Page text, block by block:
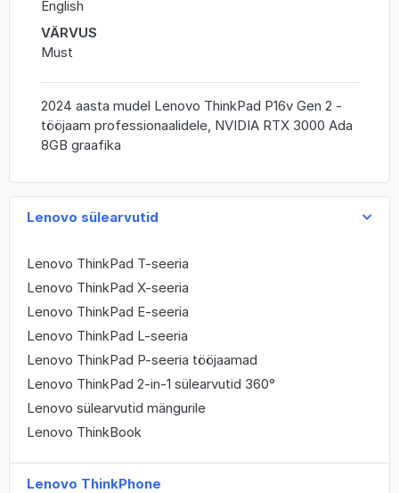
Lenovo sülearvutid
Lenovo ThinkPad T-seeria
Lenovo ThinkPad X-seeria
Lenovo ThinkPad E-seeria
Lenovo ThinkPad L-seeria
Lenovo ThinkPad P-seeria tööjaamad
Lenovo ThinkPad 2-in-1 sülearvutid 360°
Lenovo sülearvutid mängurile
Lenovo ThinkBook
Lenovo ThinkPhone
English
VÄRVUS
Must
2024 aasta mudel Lenovo ThinkPad P16v Gen 2 -
tööjaam professionaalidele, NVIDIA RTX 3000 Ada
8GB graafika